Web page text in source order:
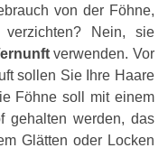
von der Föhne,
verzichten? Nein, sie
verwenden. Vor
sollen Sie Ihre Haare
Föhne soll mit einem
gehalten werden, das
Glätten oder Locken